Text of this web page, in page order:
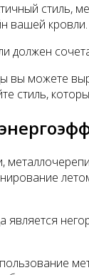
вашей кровли.
должен
можете
стиль,
является